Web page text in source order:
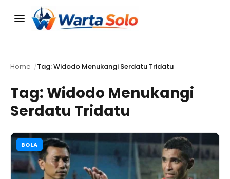
Menu
Home Tag: Widodo Menukangi Serdatu Tridatu
Tag:Widodo Menukangi
Serdatu Tridatu
BOLA